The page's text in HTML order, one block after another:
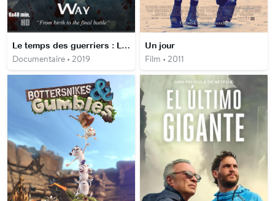
Le temps des guerriers : Les guerriers sacrés
Documentaire • 2019
Un jour
Film • 2011